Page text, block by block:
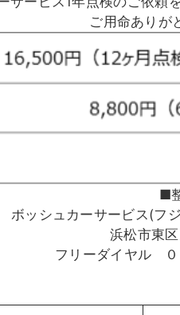
ご用命ありが
■
ボッシュカーサービス(フ
浜松市東
フリーダイヤル ０